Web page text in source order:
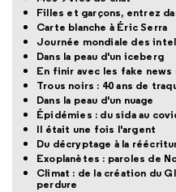
Filles et garçons, entrez
Carte blanche à Éric Serra
Journée mondiale des
Dans la peau d'un iceberg
En finir avec les fake news
Trous noirs : 40 ans de
Dans la peau d'un nuage
Épidémies : du sida au
Il était une fois l'argent
Du décryptage à la
Exoplanètes : paroles de
Climat : de la création du
perdure